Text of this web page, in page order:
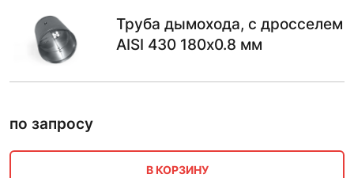
Труба дымохода, с дросселем
AISI 430 180х0.8 мм
по запросу
В КОРЗИНУ